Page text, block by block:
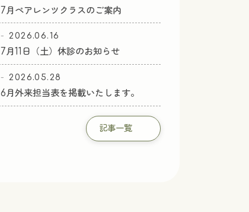
7月ペアレンツクラスのご案内
2026.06.16
7月11日（土）休診のお知らせ
2026.05.28
6月外来担当表を掲載いたします。
記事一覧